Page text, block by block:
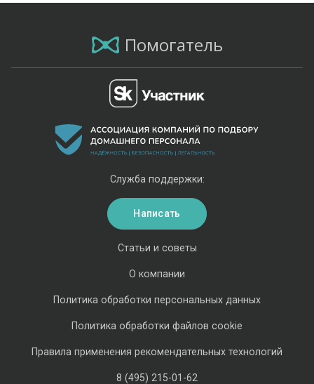
Помогатель
Статьи и советы
О компании
Политика обработки персональных данных
Политика обработки файлов cookie
Правила применения рекомендательных технологий
8 (495) 215-01-62
Служба поддержки:
Написать